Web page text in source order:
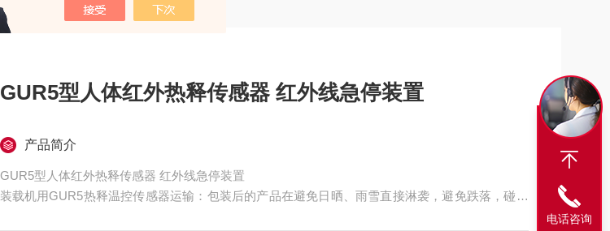
GUR5型人体红外热释传感器 红外线急停装置
产品简介
GUR5型人体红外热释传感器 红外线急停装置
装载机用GUR5热释温控传感器运输：包装后的产品在避免日晒、雨雪直接淋袭，避免跌落，碰撞
电话咨询